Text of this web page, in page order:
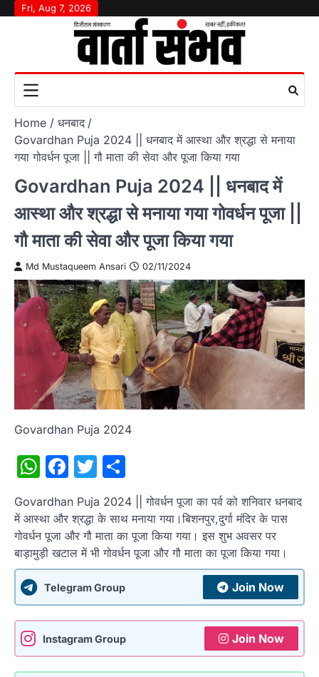
SkipFri, Aug 7, 2026
Home
धनबाद
Govardhan Puja 2024 || धनबाद में आस्था और श्रद्धा से मनाया
गया गोवर्धन पूजा || गौ माता की सेवा और पूजा किया गया
Govardhan Puja 2024 || धनबाद में
आस्था और श्रद्धा से मनाया गया गोवर्धन पूजा ||
गौ माता की सेवा और पूजा किया गया
Md Mustaqueem Ansari 02/11/2024
Govardhan Puja 2024
WhatsApp
Facebook
Twitter
Govardhan Puja 2024 || गोवर्धन पूजा का पर्व को शनिवार धनबाद
में आस्था और श्रद्धा के साथ मनाया गया।बिशनपुर,दुर्गा मंदिर के पास
गोवर्धन पूजा और गौ माता का पूजा किया गया। इस शुभ अवसर पर
बाड़ामुड़ी खटाल में भी गोवर्धन पूजा और गौ माता का पूजा किया गया।
Telegram Group Join Now
Instagram Group Join Now